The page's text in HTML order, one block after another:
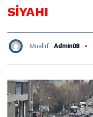
SİYAHI
Müəllif: Admin08